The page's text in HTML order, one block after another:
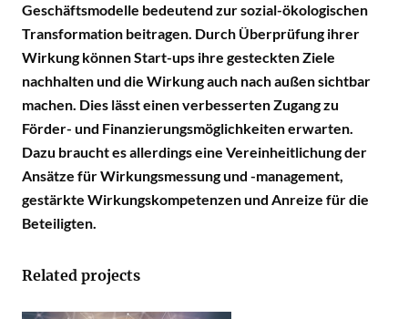
Geschäftsmodelle bedeutend zur sozial-ökologischen
Transformation beitragen. Durch Überprüfung ihrer
Wirkung können Start-ups ihre gesteckten Ziele
nachhalten und die Wirkung auch nach außen sichtbar
machen. Dies lässt einen verbesserten Zugang zu
Förder- und Finanzierungsmöglichkeiten erwarten.
Dazu braucht es allerdings eine Vereinheitlichung der
Ansätze für Wirkungsmessung und -management,
gestärkte Wirkungskompetenzen und Anreize für die
Beteiligten.
Related projects